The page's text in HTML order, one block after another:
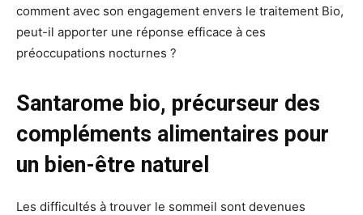
comment avec son engagement envers le traitement Bio,
peut-il apporter une réponse efficace à ces
préoccupations nocturnes ?
Santarome bio, précurseur des
compléments alimentaires pour
un bien-être naturel
Les difficultés à trouver le sommeil sont devenues